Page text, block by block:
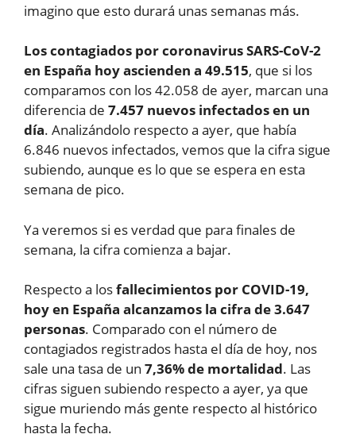
imagino que esto durará unas semanas más.
Los contagiados por coronavirus SARS-CoV-2
en España hoy ascienden a 49.515, que si los
comparamos con los 42.058 de ayer, marcan una
diferencia de 7.457 nuevos infectados en un
día. Analizándolo respecto a ayer, que había
6.846 nuevos infectados, vemos que la cifra sigue
subiendo, aunque es lo que se espera en esta
semana de pico.
Ya veremos si es verdad que para finales de
semana, la cifra comienza a bajar.
Respecto a losfallecimientos por COVID-19,
hoy en España alcanzamos la cifra de 3.647
personas. Comparado con el número de
contagiados registrados hasta el día de hoy, nos
sale una tasa de un 7,36% de mortalidad. Las
cifras siguen subiendo respecto a ayer, ya que
sigue muriendo más gente respecto al histórico
hasta la fecha.